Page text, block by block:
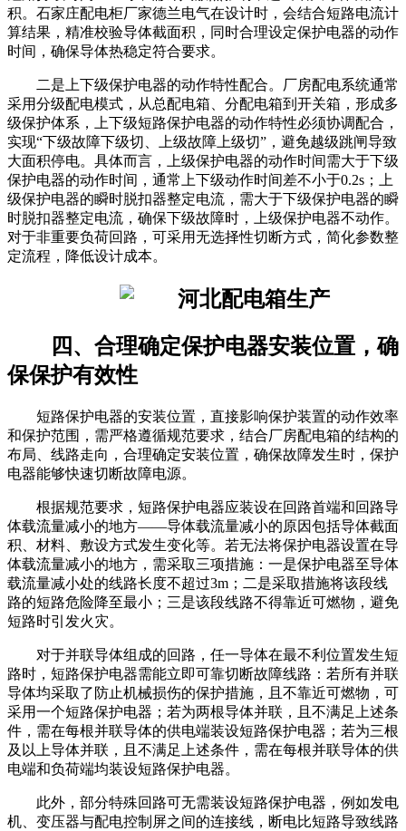
积。石家庄配电柜厂家德兰电气在设计时，会结合短路电流计
算结果，精准校验导体截面积，同时合理设定保护电器的动作
时间，确保导体热稳定符合要求。
二是上下级保护电器的动作特性配合。厂房配电系统通常
采用分级配电模式，从总配电箱、分配电箱到开关箱，形成多
级保护体系，上下级短路保护电器的动作特性必须协调配合，
实现“下级故障下级切、上级故障上级切”，避免越级跳闸导致
大面积停电。具体而言，上级保护电器的动作时间需大于下级
保护电器的动作时间，通常上下级动作时间差不小于0.2s；上
级保护电器的瞬时脱扣器整定电流，需大于下级保护电器的瞬
时脱扣器整定电流，确保下级故障时，上级保护电器不动作。
对于非重要负荷回路，可采用无选择性切断方式，简化参数整
定流程，降低设计成本。
四、合理确定保护电器安装位置，确
保保护有效性
短路保护电器的安装位置，直接影响保护装置的动作效率
和保护范围，需严格遵循规范要求，结合厂房配电箱的结构的
布局、线路走向，合理确定安装位置，确保故障发生时，保护
电器能够快速切断故障电源。
根据规范要求，短路保护电器应装设在回路首端和回路导
体载流量减小的地方——导体载流量减小的原因包括导体截面
积、材料、敷设方式发生变化等。若无法将保护电器设置在导
体载流量减小的地方，需采取三项措施：一是保护电器至导体
载流量减小处的线路长度不超过3m；二是采取措施将该段线
路的短路危险降至最小；三是该段线路不得靠近可燃物，避免
短路时引发火灾。
对于并联导体组成的回路，任一导体在最不利位置发生短
路时，短路保护电器需能立即可靠切断故障线路：若所有并联
导体均采取了防止机械损伤的保护措施，且不靠近可燃物，可
采用一个短路保护电器；若为两根导体并联，且不满足上述条
件，需在每根并联导体的供电端装设短路保护电器；若为三根
及以上导体并联，且不满足上述条件，需在每根并联导体的供
电端和负荷端均装设短路保护电器。
此外，部分特殊回路可无需装设短路保护电器，例如发电
机、变压器与配电控制屏之间的连接线，断电比短路导致线路